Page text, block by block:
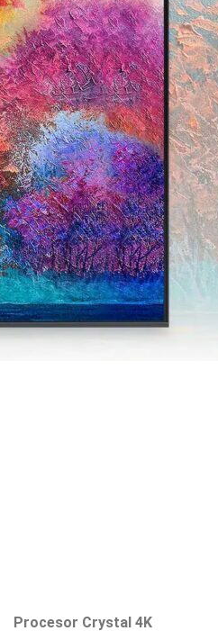
Procesor Crystal 4K